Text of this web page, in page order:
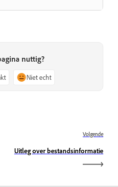
nuttig?
Niet echt
Volgende
Uitleg over bestandsinformatie